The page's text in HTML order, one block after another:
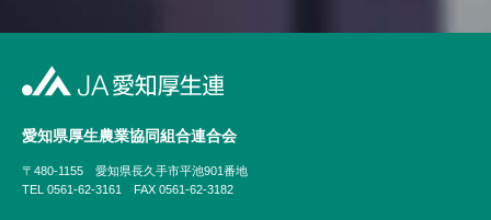
愛知県厚生農業協同組合連合会
〒480-1155 愛知県長久手市平池901番地
TEL 0561-62-3161 FAX 0561-62-3182